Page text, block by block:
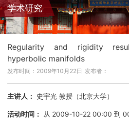
学术研究
Regularity and rigidity
hyperbolic manifolds
发布时间：2009年10月22日 发布者：
主讲人： 史宇光 教授（北京大学）
活动时间： 从 2009-10-22 00:00 到